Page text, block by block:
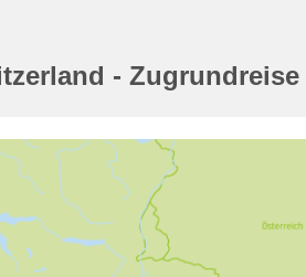
- Zugrundreise